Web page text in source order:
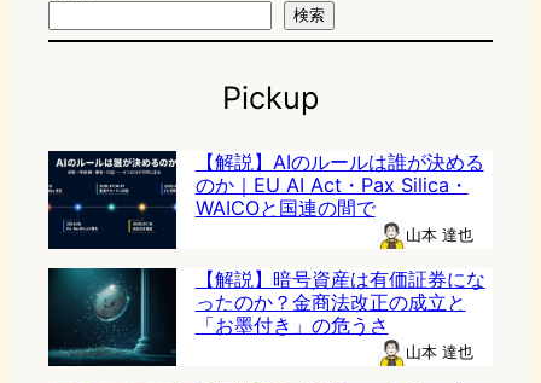
検索
Pickup
【解説】AIのルールは誰が決める
のか｜EU AI Act・Pax Silica・
WAICOと国連の間で
山本 達也
【解説】暗号資産は有価証券にな
ったのか？金商法改正の成立と
「お墨付き」の危うさ
山本 達也